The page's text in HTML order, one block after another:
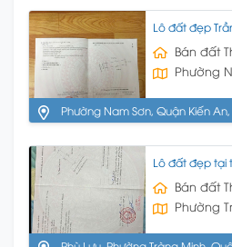
Lô đất đẹp
Bán đất
Phường
Phường Nam Sơn, Quận Kiến
Lô đất đẹp tại
Bán đất
Phường